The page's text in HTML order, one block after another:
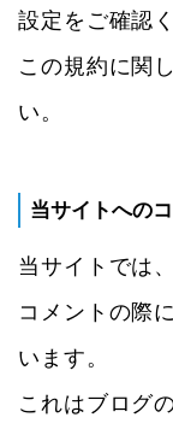
設定をご確認
この規約に関
い。
当サイトへの
当サイトでは
コメントの際
います。
これはブログ